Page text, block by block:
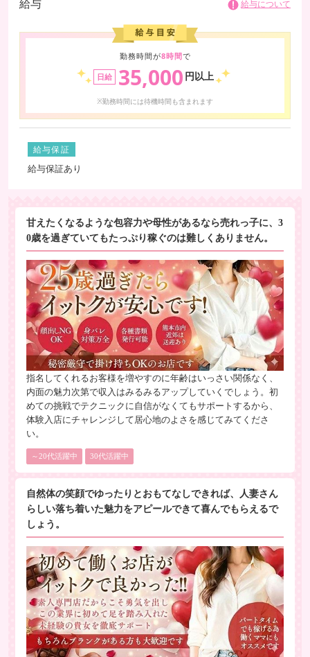
給与 給与について
勤務時間が8時間で
日給 35,000 円以上
※勤務時間には待機時間も含まれます
給与保証
給与保証あり
甘えたくなるような包容力や母性があるなら売れっ子に、3
0歳を過ぎていてもたっぷり稼ぐのは難しくありません。
指名してくれるお客様を増やすのに年齢はいっさい関係なく、
内面の魅力次第で収入はみるみるアップしていくでしょう。初
めての挑戦でテクニックに自信がなくてもサポートするから、
体験入店にチャレンジして居心地のよさを感じてみてくださ
い。
～20代活躍中 30代活躍中
自然体の笑顔でゆったりとおもてなしできれば、人妻さん
らしい落ち着いた魅力をアピールできて喜んでもらえるで
しょう。